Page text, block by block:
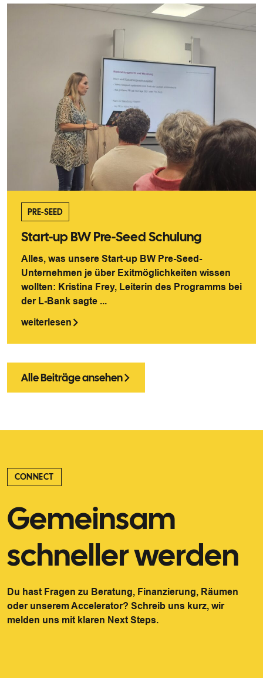
PRE-SEED
Start-up BW Pre-Seed Schulung
Alles, was unsere Start-up BW Pre-Seed-
Unternehmen je über Exitmöglichkeiten wissen
wollten: Kristina Frey, Leiterin des Programms bei
der L-Bank sagte ...
weiterlesen
Alle Beiträge ansehen
CONNECT
Gemeinsam
schneller werden
Du hast Fragen zu Beratung, Finanzierung, Räumen
oder unserem Accelerator? Schreib uns kurz, wir
melden uns mit klaren Next Steps.